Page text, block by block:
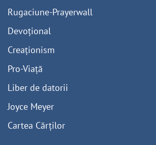
Rugaciune-Prayerwall
Devoțional
Creaționism
Pro-Viață
Liber de datorii
Joyce Meyer
Cartea Cărților